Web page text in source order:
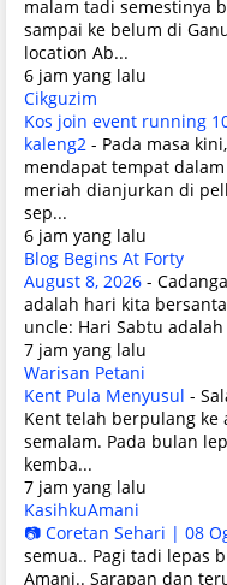
malam tadi semestinya
sampai ke belum di
location Ab...
6 jam yang lalu
Cikguzim
Kos join event running
kaleng2 - Pada masa
mendapat tempat
meriah dianjurkan di
sep...
6 jam yang lalu
Blog Begins At Forty
August 8, 2026 -
adalah hari kita
uncle: Hari Sabtu
7 jam yang lalu
Warisan Petani
Kent Pula Menyusul -
Kent telah berpulang
semalam. Pada bulan
kemba...
7 jam yang lalu
KasihkuAmani
📷 Coretan Sehari | 08
semua.. Pagi tadi lepas
Amani.. Sarapan dan